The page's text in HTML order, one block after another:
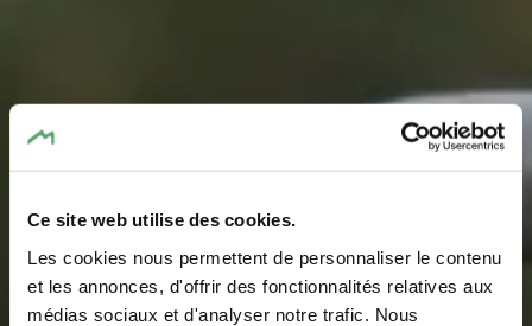
Ce site web utilise des cookies.
Les cookies nous permettent de personnaliser le contenu
et les annonces, d'offrir des fonctionnalités relatives aux
médias sociaux et d'analyser notre trafic. Nous